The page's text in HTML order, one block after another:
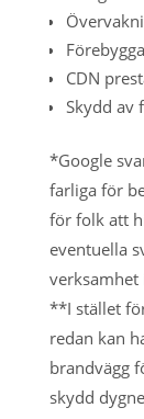
CDN
Skydd av
*Google
farliga för
för folk att
eventuella
verksamhet
**I stället
redan kan
brandvägg
skydd